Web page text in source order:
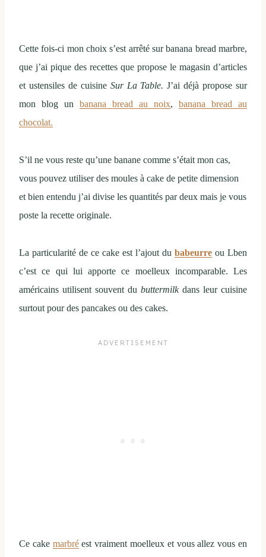
Cette fois-ci mon choix s’est arrêté sur banana bread marbre,
que j’ai pique des recettes que propose le magasin d’articles
et ustensiles de cuisine Sur La Table. J’ai déjà propose sur
mon blog un banana bread au noix, banana bread au
chocolat.
S’il ne vous reste qu’une banane comme s’était mon cas,
vous pouvez utiliser des moules à cake de petite dimension
et bien entendu j’ai divise les quantités par deux mais je vous
poste la recette originale.
La particularité de ce cake est l’ajout du babeurre ou Lben
c’est ce qui lui apporte ce moelleux incomparable. Les
américains utilisent souvent du buttermilkdans leur cuisine
surtout pour des pancakes ou des cakes.
Ce cake marbréest vraiment moelleux et vous allez vous en